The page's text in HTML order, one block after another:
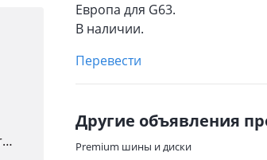
Европа для G63.
В наличии.
Перевести
Другие объявления
Premium шины и диски